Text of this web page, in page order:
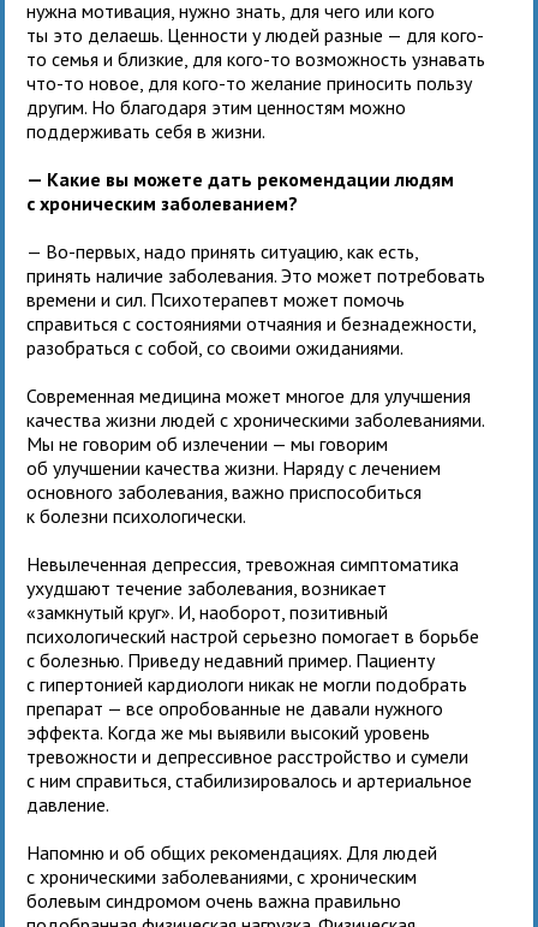
нужна мотивация, нужно знать, для чего или кого
ты это делаешь. Ценности у людей разные — для кого-
то семья и близкие, для кого-то возможность узнавать
что-то новое, для кого-то желание приносить пользу
другим. Но благодаря этим ценностям можно
поддерживать себя в жизни.
— Какие вы можете дать рекомендации людям
с хроническим заболеванием?
— Во-первых, надо принять ситуацию, как есть,
принять наличие заболевания. Это может потребовать
времени и сил. Психотерапевт может помочь
справиться с состояниями отчаяния и безнадежности,
разобраться с собой, со своими ожиданиями.
Современная медицина может многое для улучшения
качества жизни людей с хроническими заболеваниями.
Мы не говорим об излечении — мы говорим
об улучшении качества жизни. Наряду с лечением
основного заболевания, важно приспособиться
к болезни психологически.
Невылеченная депрессия, тревожная симптоматика
ухудшают течение заболевания, возникает
«замкнутый круг». И, наоборот, позитивный
психологический настрой серьезно помогает в борьбе
с болезнью. Приведу недавний пример. Пациенту
с гипертонией кардиологи никак не могли подобрать
препарат — все опробованные не давали нужного
эффекта. Когда же мы выявили высокий уровень
тревожности и депрессивное расстройство и сумели
с ним справиться, стабилизировалось и артериальное
давление.
Напомню и об общих рекомендациях. Для людей
с хроническими заболеваниями, с хроническим
болевым синдромом очень важна правильно